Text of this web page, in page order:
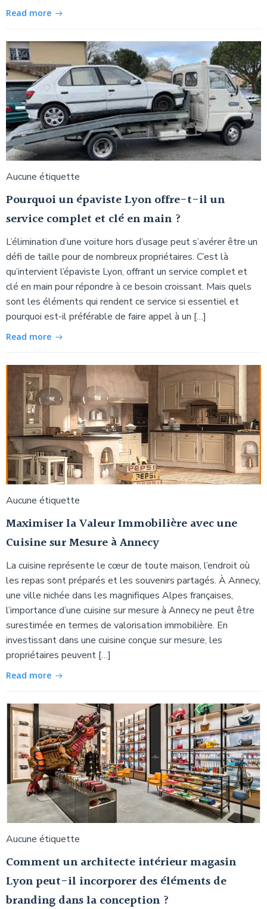
Read more
Aucune étiquette
Pourquoi un épaviste Lyon offre-t-il un
service complet et clé en main ?
L’élimination d’une voiture hors d’usage peut s’avérer être un
défi de taille pour de nombreux propriétaires. C’est là
qu’intervient l’épaviste Lyon, offrant un service complet et
clé en main pour répondre à ce besoin croissant. Mais quels
sont les éléments qui rendent ce service si essentiel et
pourquoi est-il préférable de faire appel à un […]
Read more
Aucune étiquette
Maximiser la Valeur Immobilière avec une
Cuisine sur Mesure à Annecy
La cuisine représente le cœur de toute maison, l’endroit où
les repas sont préparés et les souvenirs partagés. À Annecy,
une ville nichée dans les magnifiques Alpes françaises,
l’importance d’une cuisine sur mesure à Annecy ne peut être
surestimée en termes de valorisation immobilière. En
investissant dans une cuisine conçue sur mesure, les
propriétaires peuvent […]
Read more
Aucune étiquette
Comment un architecte intérieur magasin
Lyon peut-il incorporer des éléments de
branding dans la conception ?